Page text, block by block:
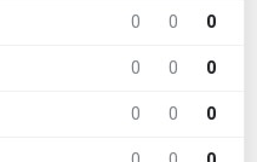
0 0 0
0 0 0
0 0 0